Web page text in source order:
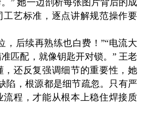
工艺标准，逐点讲解规范操作要
，后续再熟练也白费！”“电流大
匹配，就像钥匙开对锁。” 王老
，还反复强调细节的重要性，她
陷，根源都是细节疏忽。只有严
流程，才能从根本上稳住焊接质